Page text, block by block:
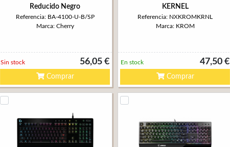
Reducido Negro
Referencia: BA-4100-U-B/SP
Marca: Cherry
56,05 €
Sin stock
Comprar
KERNEL
Referencia: NXKROMKRNL
Marca: KROM
47,50 €
En stock
Comprar